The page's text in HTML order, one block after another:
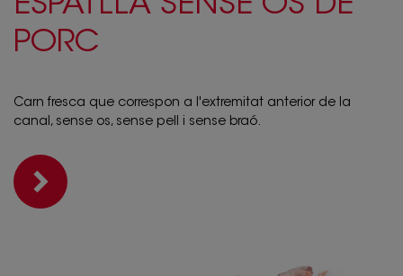
PORC
Carn fresca que correspon a l'extremitat anterior de la
canal, sense os, sense pell i sense braó.